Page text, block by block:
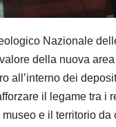
Nazionale
della nuova
all’interno dei
il legame tra i
e il territorio da